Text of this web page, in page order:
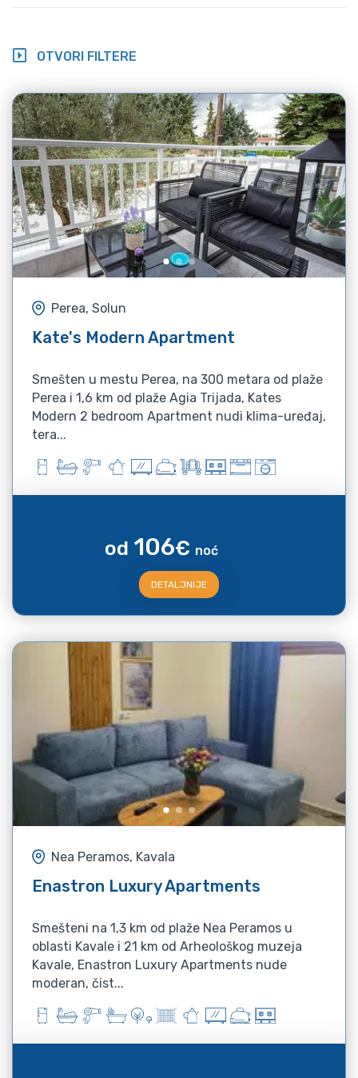
OTVORI FILTERE
Perea, Solun
Kate's Modern Apartment
Smešten u mestu Perea, na 300 metara od plaže
Perea i 1,6 km od plaže Agia Trijada, Kates
Modern 2 bedroom Apartment nudi klima-uređaj,
tera...
od 106€ noć
DETALJNIJE
Nea Peramos, Kavala
Enastron Luxury Apartments
Smešteni na 1,3 km od plaže Nea Peramos u
oblasti Kavale i 21 km od Arheološkog muzeja
Kavale, Enastron Luxury Apartments nude
moderan, čist...